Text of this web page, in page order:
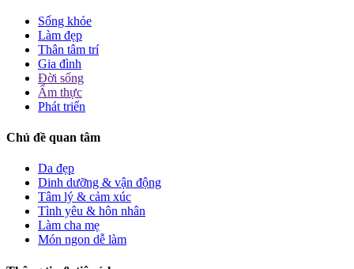
Sống khỏe
Làm đẹp
Thân tâm trí
Gia đình
Đời sống
Ẩm thực
Phát triển
Chủ đề quan tâm
Da đẹp
Dinh dưỡng & vận động
Tâm lý & cảm xúc
Tình yêu & hôn nhân
Làm cha mẹ
Món ngon dễ làm